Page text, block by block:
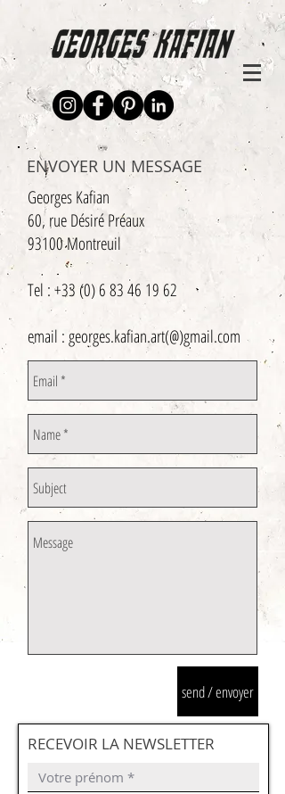
ENVOYER UN MESSAGE
Georges Kafian
60, rue Désiré Préaux
93100 Montreuil
Tel :+33 (0) 6 83 46 19 62
email : georges.kafian.art(@)gmail.com
send / envoyer
RECEVOIR LA NEWSLETTER